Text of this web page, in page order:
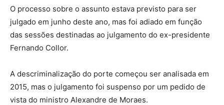
O processo sobre o assunto estava previsto para ser
julgado em junho deste ano, mas foi adiado em função
das sessões destinadas ao julgamento do ex-presidente
Fernando Collor.
A descriminalização do porte começou ser analisada em
2015, mas o julgamento foi suspenso por um pedido de
vista do ministro Alexandre de Moraes.